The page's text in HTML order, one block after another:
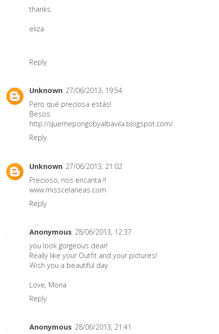
thanks
eliza
Reply
Unknown 27/06/2013, 19:54
Pero qué preciosa estás!
Besos
http://quemepongobyalbavila.blogspot.com/
Reply
Unknown 27/06/2013, 21:02
Precioso, nos encanta !!
www.misscelaneas.com
Reply
Anonymous 28/06/2013, 12:37
you look gorgeous dear!
Really like your Outfit and your pictures!
Wish you a beautiful day.
Love, Mona
Reply
Anonymous 28/06/2013, 21:41